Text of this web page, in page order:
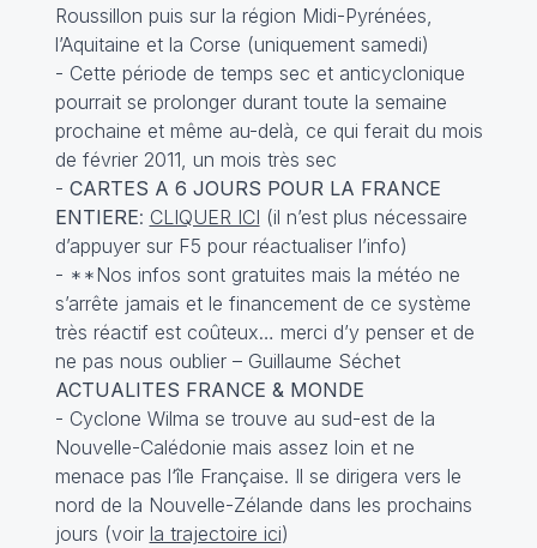
Roussillon puis sur la région Midi-Pyrénées,
l’Aquitaine et la Corse (uniquement samedi)
- Cette période de temps sec et anticyclonique
pourrait se prolonger durant toute la semaine
prochaine et même au-delà, ce qui ferait du mois
de février 2011, un mois très sec
- CARTES A 6 JOURS POUR LA FRANCE
ENTIERE: CLIQUER ICI (il n’est plus nécessaire
d’appuyer sur F5 pour réactualiser l’info)
- **Nos infos sont gratuites mais la météo ne
s’arrête jamais et le financement de ce système
très réactif est coûteux… merci d’y penser et de
ne pas nous oublier – Guillaume Séchet
ACTUALITES FRANCE & MONDE
- Cyclone Wilma se trouve au sud-est de la
Nouvelle-Calédonie mais assez loin et ne
menace pas l‘île Française. Il se dirigera vers le
nord de la Nouvelle-Zélande dans les prochains
jours (voir la trajectoire ici)